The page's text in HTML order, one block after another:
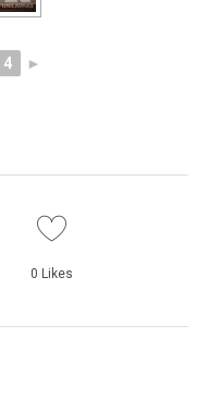
4 ►
0 Likes